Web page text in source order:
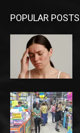
POPULAR POSTS